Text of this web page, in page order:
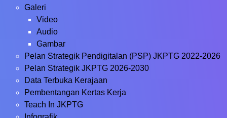
Galeri
Video
Audio
Gambar
Pelan Strategik Pendigitalan (PSP) JKPTG 2022-2026
Pelan Strategik JKPTG 2026-2030
Data Terbuka Kerajaan
Pembentangan Kertas Kerja
Teach In JKPTG